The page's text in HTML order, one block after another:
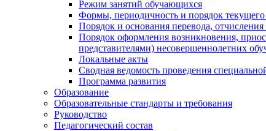
Режим занятий обучающихся
Формы, периодичность и порядок
Порядок и основания перевода,
Порядок оформления возникновения,
представителями) несовершеннолетних
Локальные акты
Сводная ведомость проведения
Программа развития
Образование
Образовательные стандарты и требования
Руководство
Педагогический состав